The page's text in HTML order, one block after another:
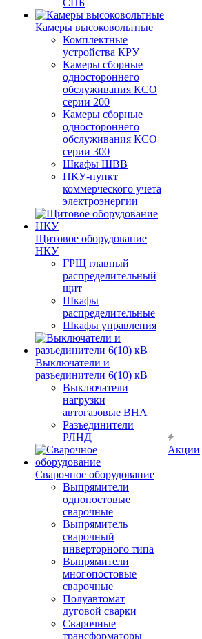
СПБ
Камеры высоковольтные
Комплектные
устройства КРУ
Камеры сборные
одностороннего
обслуживания КСО
серии 200
Камеры сборные
одностороннего
обслуживания КСО
серии 300
Шкафы ШВВ
ПКУ-пункт
коммерческого учета
электроэнергии
Щитовое оборудование
НКУ
ГРЩ главный
распределительный
щит
Шкафы
распределительные
Шкафы управления
Выключатели и
разъединители 6(10) кВ
Выключатели
нагрузки
автогазовые ВНА
Разъединители
РЛНД
Сварочное оборудование
Выпрямители
однопостовые
сварочные
Выпрямитель
сварочный
инверторного типа
Выпрямители
многопостовые
сварочные
Полуавтомат
дуговой сварки
Сварочные
трансформаторы
Акции